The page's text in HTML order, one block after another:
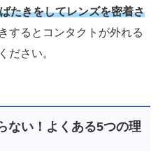
たきをしてレンズを密着さ
するとコンタクトが外れる
ださい。
ない！よくある5つの理